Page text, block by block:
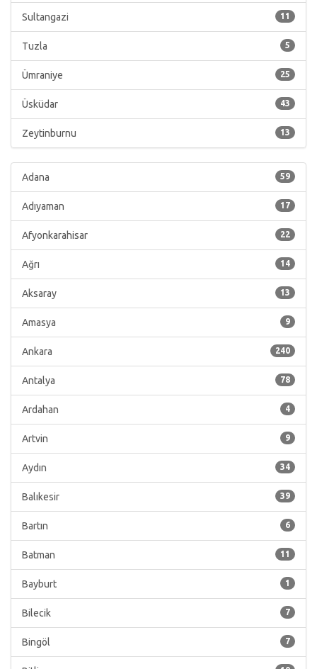
11
Sultangazi
5
Tuzla
25
Ümraniye
43
Üsküdar
13
Zeytinburnu
59
Adana
17
Adıyaman
22
Afyonkarahisar
14
Ağrı
13
Aksaray
9
Amasya
240
Ankara
78
Antalya
4
Ardahan
9
Artvin
34
Aydın
39
Balıkesir
6
Bartın
11
Batman
1
Bayburt
7
Bilecik
7
Bingöl